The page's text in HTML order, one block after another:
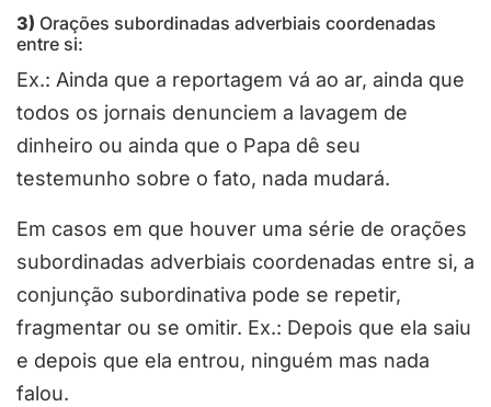
3) Orações subordinadas adverbiais coordenadas
entre si:
Ex.: Ainda que a reportagem vá ao ar, ainda que
todos os jornais denunciem a lavagem de
dinheiro ou ainda que o Papa dê seu
testemunho sobre o fato, nada mudará.
Em casos em que houver uma série de orações
subordinadas adverbiais coordenadas entre si, a
conjunção subordinativa pode se repetir,
fragmentar ou se omitir. Ex.: Depois que ela saiu
e depois que ela entrou, ninguém mas nada
falou.